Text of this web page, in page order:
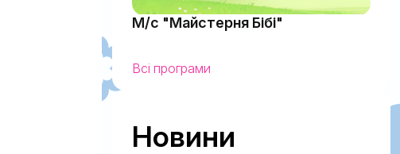
М/с "Майстерня Бібі"
Всі програми
Новини